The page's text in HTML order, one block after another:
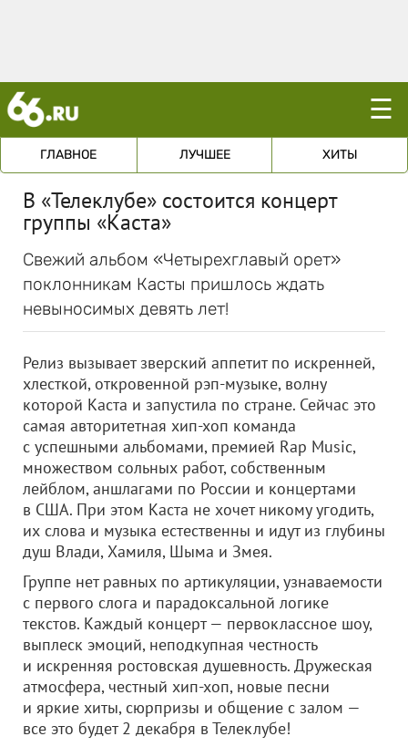
☰
ГЛАВНОЕ ЛУЧШЕЕ ХИТЫ
В «Телеклубе» состоится концерт
группы «Каста»
Свежий альбом «Четырехглавый орет»
поклонникам Касты пришлось ждать
невыносимых девять лет!
Релиз вызывает зверский аппетит по искренней,
хлесткой, откровенной рэп-музыке, волну
которой Каста и запустила по стране. Сейчас это
самая авторитетная хип-хоп команда
с успешными альбомами, премией Rap Music,
множеством сольных работ, собственным
лейблом, аншлагами по России и концертами
в США. При этом Каста не хочет никому угодить,
их слова и музыка естественны и идут из глубины
душ Влади, Хамиля, Шыма и Змея.
Группе нет равных по артикуляции, узнаваемости
с первого слога и парадоксальной логике
текстов. Каждый концерт — первоклассное шоу,
выплеск эмоций, неподкупная честность
и искренняя ростовская душевность. Дружеская
атмосфера, честный хип-хоп, новые песни
и яркие хиты, сюрпризы и общение с залом —
все это будет 2 декабря в Телеклубе!